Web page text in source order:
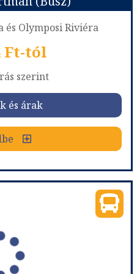
10-12 | 7 éj
Ft-tól
és árak
és Olymposi Riviéra
Ft-tól
szerint
és árak
(Busz)
Busszal
szerint
Apartman